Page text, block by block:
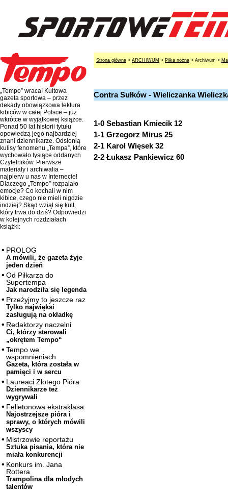
„Tempo” wraca! Kultowa
gazeta sportowa – przez
dekady obowiązkowa lektura
kibiców w całej Polsce – już
wkrótce w wyjątkowej książce.
Ponad 50 lat historii tytułu
opowiedzą jego najbardziej
znani dziennikarze. Odsłonią
kulisy fenomenu „Tempa”, które
wychowało tysiące oddanych
Czytelników. Pierwsze
materiały i archiwalia –
najpierw u nas w Internecie!
Dlaczego „Tempo” rozpalało
emocje? Co kochali w nim
kibice, czego nie mieli nigdzie
indziej? Skąd wziął się kult,
który trwa do dziś? Odpowiedzi
w kolejnych rozdziałach
książki:
PROLOG
A mówili, że gazeta żyje
jeden dzień
Od Piłkarza do
Supertempa
Jak narodziła się legenda
Przeżyjmy to jeszcze raz
Tylko najwięksi
zasługują na okładkę
Redaktorzy naczelni
Ci, którzy sterowali
„okrętem Tempo“
Tempo we
wspomnieniach
Gazeta, która została w
pamięci i w sercu
Laureaci Złotego Pióra
Dziennikarze też
wygrywali
Felietonowa ekstraklasa
Najostrzejsze pióra i
sprawy, o których mówili
wszyscy
Mistrzowie reportażu
Sztuka pisania, która nie
miała konkurencji
Konkurs im. Jana
Rottera
Trampolina dla młodych
talentów
Strona główna > ARCHIWUM > Piłka nożna > Archiwum >
Contra Sułków - Wieliczanka
1-0 Sebastian Kmiecik 12
1-1 Grzegorz Mirus 25
2-1 Karol Więsek 32
2-2 Łukasz Pankiewicz 60